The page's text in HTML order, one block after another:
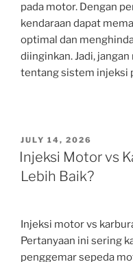
pada motor. Dengan
kendaraan dapat
optimal dan
diinginkan. Jadi,
tentang sistem injeksi
POSTED
ON
JULY 14, 2026
Injeksi Motor vs
Lebih Baik?
Injeksi motor vs
Pertanyaan ini sering
penggemar sepeda